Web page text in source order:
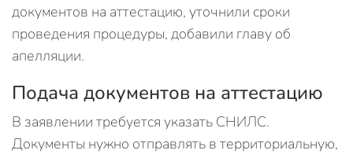
документов на аттестацию, уточнили сроки
проведения процедуры, добавили главу об
апелляции.
Подача документов на аттестацию
В заявлении требуется указать СНИЛС.
Документы нужно отправлять в территориальную,